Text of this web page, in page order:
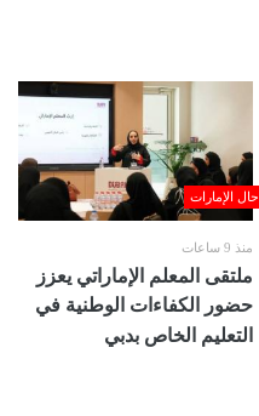
حال الإمارات
منذ 9 ساعات
ملتقى المعلم الإماراتي يعزز
حضور الكفاءات الوطنية في
التعليم الخاص بدبي